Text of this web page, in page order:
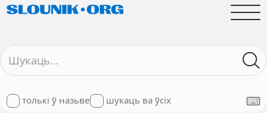
толькі ў назьве шукаць ва ўсіх